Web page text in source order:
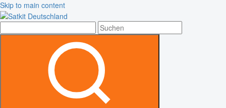
Skip to main content